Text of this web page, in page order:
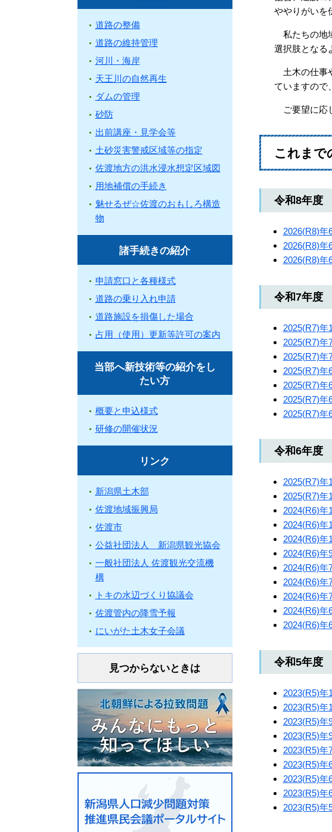
ややりがいを
私たちの地
選択肢となる
土木の仕事
ていますので
ご要望に応
これまで
令和8年度
2026(R8)年
2026(R8)年
2026(R8)年
令和7年度
2025(R7)年
2025(R7)年
2025(R7)年
2025(R7)年
2025(R7)年
2025(R7)年
2025(R7)年
令和6年度
2025(R7)年
2025(R7)年
2024(R6)年
2024(R6)年
2024(R6)年
2024(R6)年
2024(R6)年
2024(R6)年
2024(R6)年
2024(R6)年
2024(R6)年
令和5年度
2023(R5)年
2023(R5)年
2023(R5)年
2023(R5)年
2023(R5)年
2023(R5)年
2023(R5)年
2023(R5)年
2023(R5)年
道路の整備
道路の維持管理
河川・海岸
天王川の自然再生
ダムの管理
砂防
出前講座・見学会等
土砂災害警戒区域等の指定
佐渡地方の洪水浸水想定区域図
用地補償の手続き
魅せるぜ☆佐渡のおもしろ構造
物
諸手続きの紹介
申請窓口と各種様式
道路の乗り入れ申請
道路施設を損傷した場合
占用（使用）更新等許可の案内
当部へ新技術等の紹介をし
たい方
概要と申込様式
研修の開催状況
リンク
新潟県土木部
佐渡地域振興局
佐渡市
公益社団法人 新潟県観光協会
一般社団法人 佐渡観光交流機
構
トキの水辺づくり協議会
佐渡管内の降雪予報
にいがた土木女子会議
見つからないときは